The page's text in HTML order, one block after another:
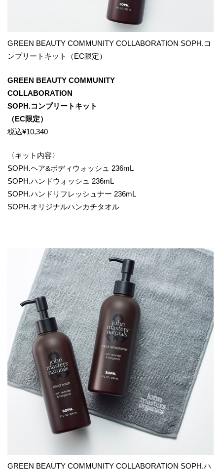
GREEN BEAUTY COMMUNITY COLLABORATION SOPH.コ
ンプリートキット（EC限定）
GREEN BEAUTY COMMUNITY
COLLABORATION
SOPH.コンプリートキット
（EC限定）
税込¥10,340
〈キット内容〉
SOPH.ヘア&ボディウォッシュ 236mL
SOPH.ハンドウォッシュ 236mL
SOPH.ハンドリフレッシュナー 236mL
SOPH.オリジナルハンカチタオル
GREEN BEAUTY COMMUNITY COLLABORATION SOPH.ハ